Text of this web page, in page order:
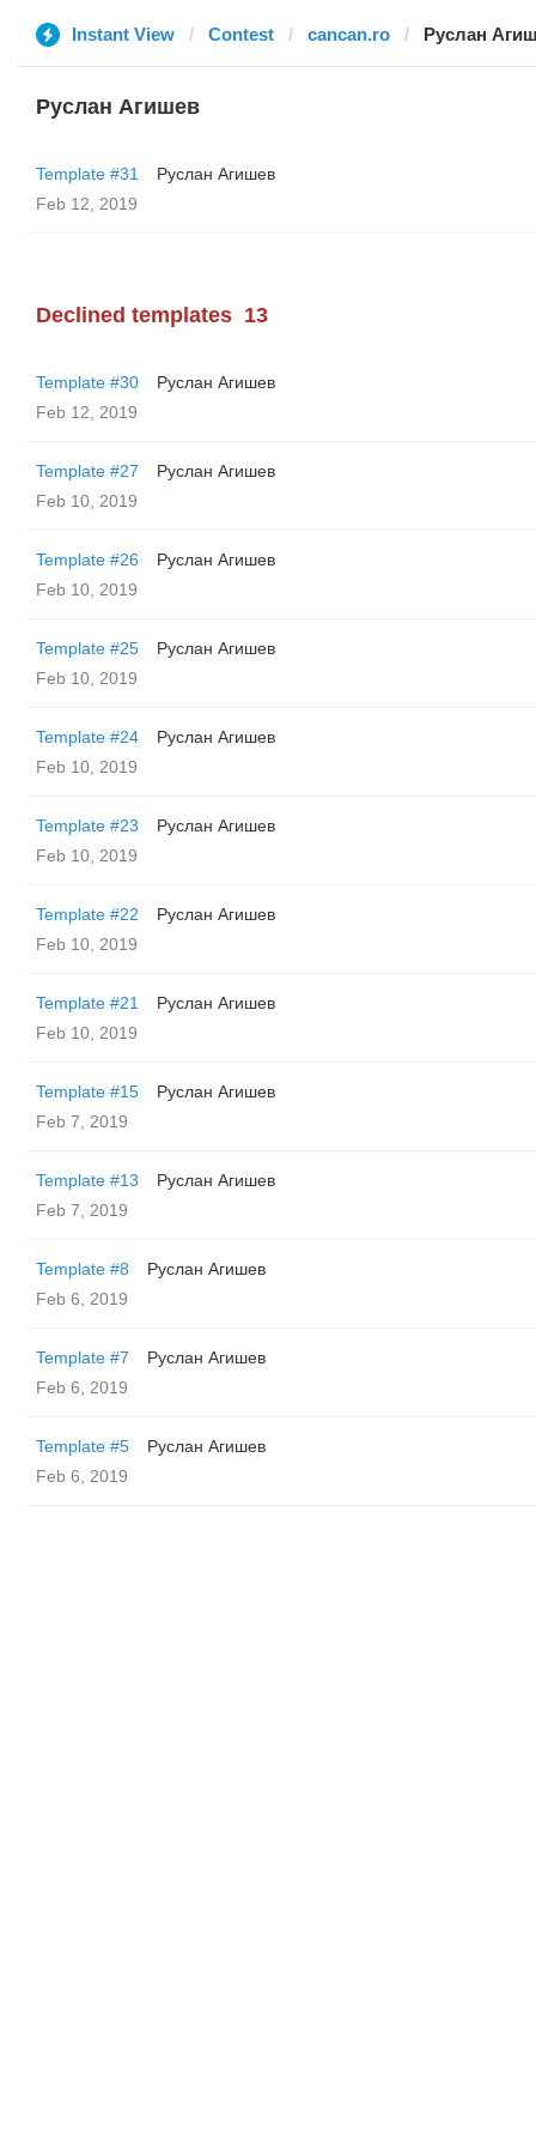
Instant View Contest cancan.ro Руслан
Руслан Агишев
Template #31
Руслан Агишев
Feb 12, 2019
Declined templates 13
Template #30
Руслан Агишев
Feb 12, 2019
Template #27
Руслан Агишев
Feb 10, 2019
Template #26
Руслан Агишев
Feb 10, 2019
Template #25
Руслан Агишев
Feb 10, 2019
Template #24
Руслан Агишев
Feb 10, 2019
Template #23
Руслан Агишев
Feb 10, 2019
Template #22
Руслан Агишев
Feb 10, 2019
Template #21
Руслан Агишев
Feb 10, 2019
Template #15
Руслан Агишев
Feb 7, 2019
Template #13
Руслан Агишев
Feb 7, 2019
Template #8
Руслан Агишев
Feb 6, 2019
Template #7
Руслан Агишев
Feb 6, 2019
Template #5
Руслан Агишев
Feb 6, 2019